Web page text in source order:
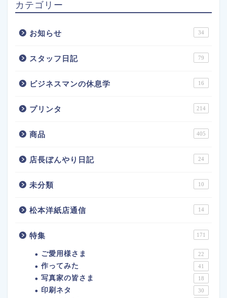
カテゴリー
お知らせ 34
スタッフ日記 79
ビジネスマンの休息学 16
プリンタ 214
商品 405
店長ぼんやり日記 24
未分類 10
松本洋紙店通信 14
特集 171
ご愛用様さま 22
作ってみた 41
写真家の皆さま 18
印刷ネタ 30